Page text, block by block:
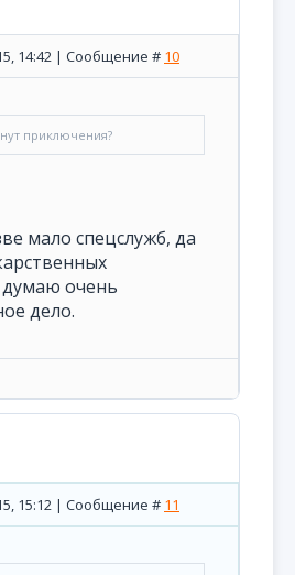
14:42 | Сообщение # 10
приключения?
мало спецслужб, да
очень
дело.
15:12 | Сообщение # 11